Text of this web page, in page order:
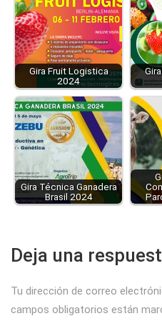
Gira Fruit Logistica
2024
Gira Técnica Ganadera
Brasil 2024
Deja una
Tu dirección de correo
campos obligatorios están